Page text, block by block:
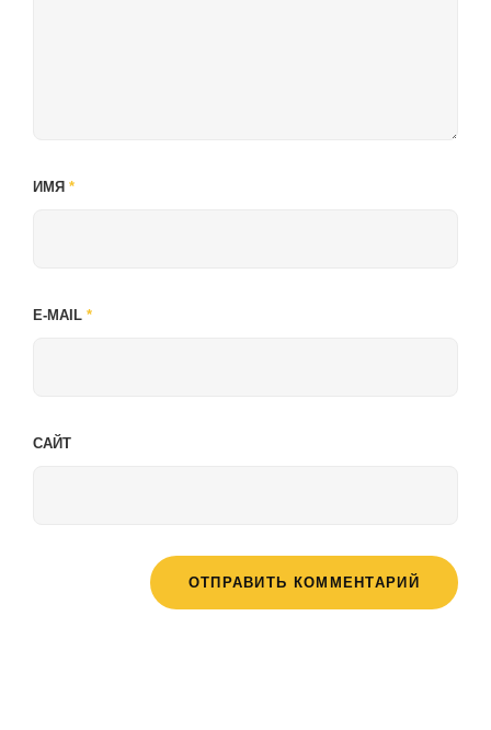
ИМЯ *
E-MAIL *
САЙТ